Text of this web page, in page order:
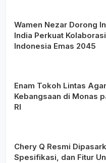
Wamen Nezar Dorong
India Perkuat
Indonesia Emas 2045
Enam Tokoh Lintas
Kebangsaan di Monas
RI
Chery Q Resmi
Spesifikasi, dan Fitur